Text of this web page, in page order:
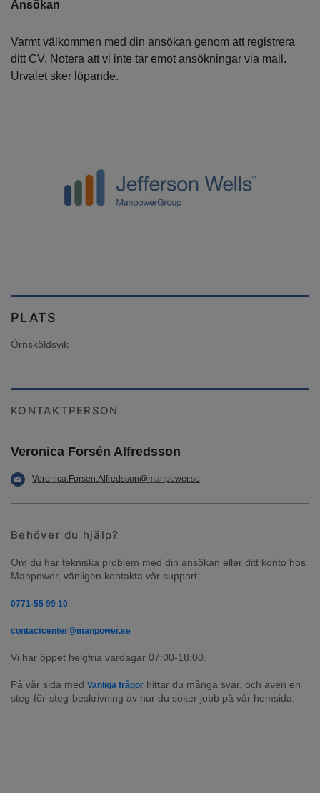
Ansökan
Varmt välkommen med din ansökan genom att registrera
ditt CV. Notera att vi inte tar emot ansökningar via mail.
Urvalet sker löpande.
PLATS
Örnsköldsvik
KONTAKTPERSON
Veronica Forsén Alfredsson
Veronica.Forsen.Alfredsson@manpower.se
Behöver du hjälp?
Om du har tekniska problem med din ansökan eller ditt konto hos
Manpower, vänligen kontakta vår support:
0771-55 99 10
contactcenter@manpower.se
Vi har öppet helgfria vardagar 07:00-18:00.
På vår sida med Vanliga frågor hittar du många svar, och även en
steg-för-steg-beskrivning av hur du söker jobb på vår hemsida.